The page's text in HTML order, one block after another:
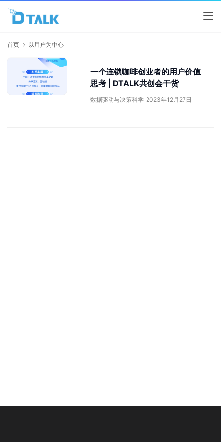
首页 以用户为中心
一个连锁咖啡创业者的用户价值
思考 | DTALK共创会干货
数据驱动与决策科学 2023年12月27日